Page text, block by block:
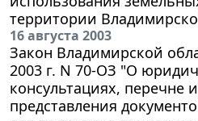
территории
16 августа 2003
Закон Владимирской
2003 г. N 70-ОЗ "О
консультациях, перечне
представления